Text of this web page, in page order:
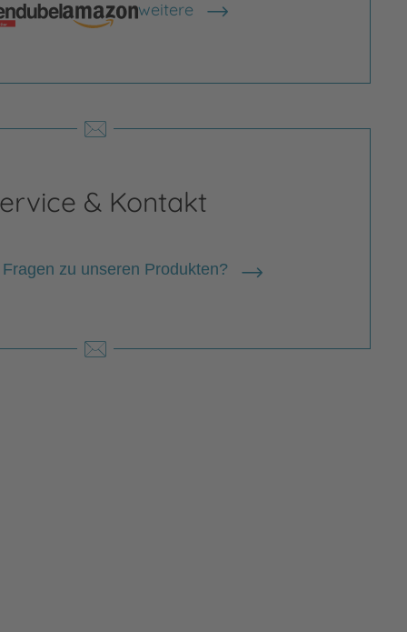
weitere
Shops anzeigen
& Kontakt
zu unseren Produkten?